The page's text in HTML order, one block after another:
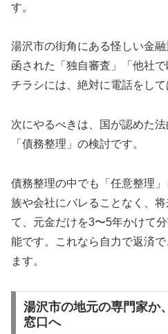
す。
湯沢市の街角にある怪しい金
函された「独自審査」「他社
チラシには、絶対に電話をして
次にやるべきは、国が認めた
「債務整理」の検討です。
債務整理の中でも「任意整理
族や会社にバレることなく、
て、元金だけを3〜5年かけて
能です。これなら自力で返済
ます。
湯沢市の地元の専門家か
窓口へ